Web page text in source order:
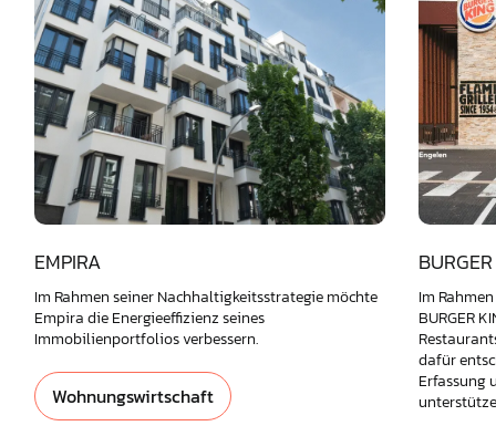
EMPIRA
Im Rahmen seiner Nachhaltigkeitsstrategie möchte
Empira die Energieeffizienz seines
Immobilienportfolios verbessern.
Wohnungswirtschaft
Im
BURGER
dafür
Erfassung